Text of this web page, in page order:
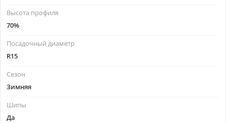
Высота профиля
70%
Посадочный диаметр
R15
Сезон
Зимняя
Шипы
Да